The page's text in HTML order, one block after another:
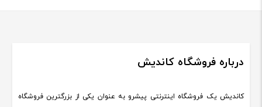
درباره فروشگاه کاندیش
کاندیش یک فروشگاه اینترنتی پیشرو به عنوان یکی از بزرگترین فروشگاه